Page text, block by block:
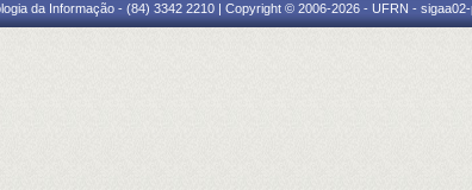
da Informação - (84) 3342 2210 | Copyright © 2006-2026 - UFRN -